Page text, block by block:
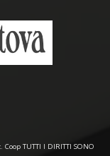
TUTTI I DIRITTI SONO